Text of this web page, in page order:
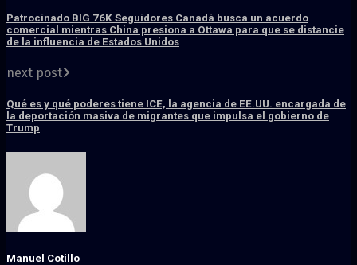
Patrocinado BIG 76K Seguidores Canadá busca un acuerdo
comercial mientras China presiona a Ottawa para que se distancie
de la influencia de Estados Unidos
next post
Qué es y qué poderes tiene ICE, la agencia de EE.UU. encargada de
la deportación masiva de migrantes que impulsa el gobierno de
Trump
Manuel Cotillo